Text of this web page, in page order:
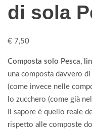
di sola
€ 7,50
Composta solo Pesca,
una composta davvero
(come invece nelle
lo zucchero (come già
Il sapore è quello reale
rispetto alle composte